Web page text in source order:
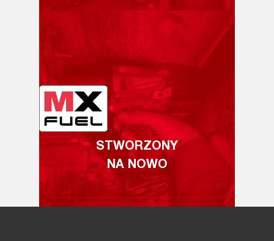
STWORZONY
NA NOWO